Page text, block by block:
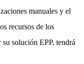
manuales y el
recursos de los
solución EPP, tendrá